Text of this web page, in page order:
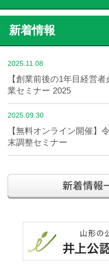
新着情報
2025.11.08
【創業前後の1年目経営
業セミナー 2025
2025.09.30
【無料オンライン開催】
末調整セミナー